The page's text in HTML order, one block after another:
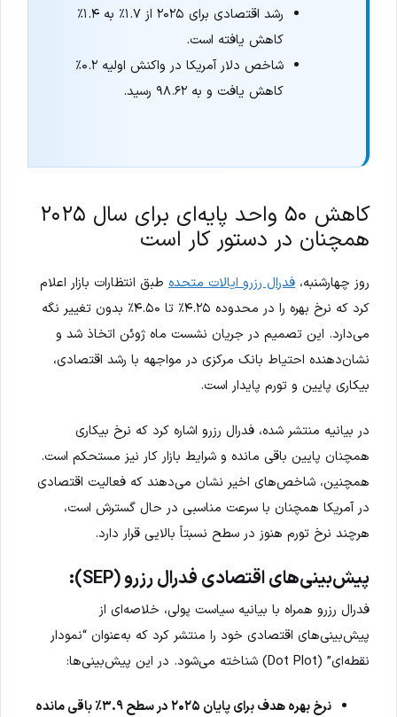
رشد اقتصادی برای ۲۰۲۵ از ۱.۷٪ به ۱.۴٪
کاهش یافته است.
شاخص دلار آمریکا در واکنش اولیه ۰.۲٪
کاهش یافت و به ۹۸.۶۲ رسید.
کاهش ۵۰ واحد پایه‌ای برای سال ۲۰۲۵
همچنان در دستور کار است
روز چهارشنبه، فدرال رزرو ایالات متحده طبق انتظارات بازار اعلام
کرد که نرخ بهره را در محدوده ۴.۲۵٪ تا ۴.۵۰٪ بدون تغییر نگه
می‌دارد. این تصمیم در جریان نشست ماه ژوئن اتخاذ شد و
نشان‌دهنده احتیاط بانک مرکزی در مواجهه با رشد اقتصادی،
بیکاری پایین و تورم پایدار است.
در بیانیه منتشر شده، فدرال رزرو اشاره کرد که نرخ بیکاری
همچنان پایین باقی مانده و شرایط بازار کار نیز مستحکم است.
همچنین، شاخص‌های اخیر نشان می‌دهند که فعالیت اقتصادی
در آمریکا همچنان با سرعت مناسبی در حال گسترش است،
هرچند نرخ تورم هنوز در سطح نسبتاً بالایی قرار دارد.
پیش‌بینی‌های اقتصادی فدرال رزرو (SEP):
فدرال رزرو همراه با بیانیه سیاست پولی، خلاصه‌ای از
پیش‌بینی‌های اقتصادی خود را منتشر کرد که به‌عنوان “نمودار
نقطه‌ای” (Dot Plot) شناخته می‌شود. در این پیش‌بینی‌ها:
نرخ بهره هدف برای پایان ۲۰۲۵ در سطح ۳.۹٪ باقی مانده